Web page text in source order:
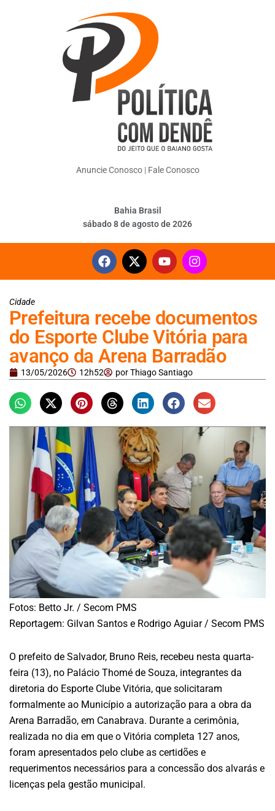
Anuncie Conosco| Fale Conosco
Bahia Brasil
sábado 8 de agosto de 2026
Cidade
Prefeitura recebe documentos
do Esporte Clube Vitória para
avanço da Arena Barradão
13/05/2026 12h52 porThiago Santiago
Fotos: Betto Jr. / Secom PMS
Reportagem: Gilvan Santos e Rodrigo Aguiar / Secom PMS
O prefeito de Salvador, Bruno Reis, recebeu nesta quarta-
feira (13), no Palácio Thomé de Souza, integrantes da
diretoria do Esporte Clube Vitória, que solicitaram
formalmente ao Município a autorização para a obra da
Arena Barradão, em Canabrava. Durante a cerimônia,
realizada no dia em que o Vitória completa 127 anos,
foram apresentados pelo clube as certidões e
requerimentos necessários para a concessão dos alvarás e
licenças pela gestão municipal.